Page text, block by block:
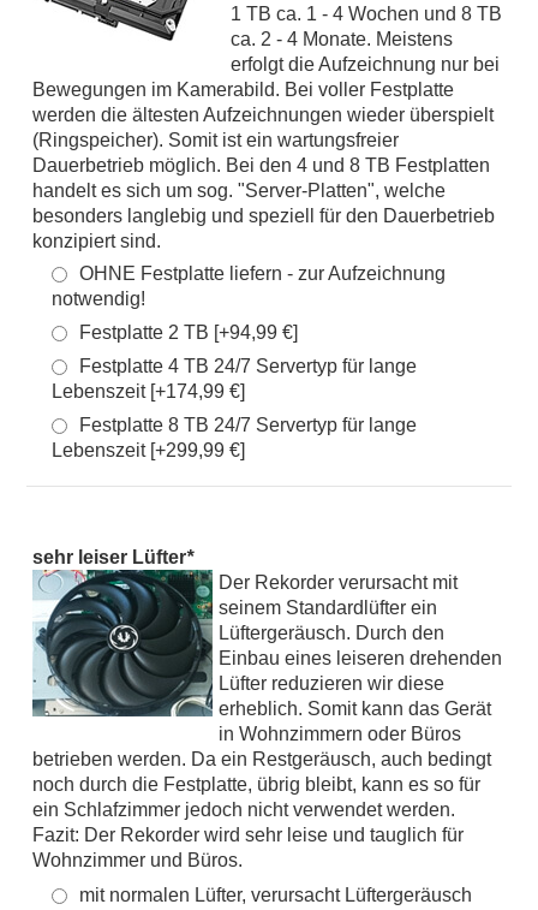
1 TB ca. 1 - 4 Wochen und 8 TB
ca. 2 - 4 Monate. Meistens
erfolgt die Aufzeichnung nur bei
Bewegungen im Kamerabild. Bei voller Festplatte
werden die ältesten Aufzeichnungen wieder überspielt
(Ringspeicher). Somit ist ein wartungsfreier
Dauerbetrieb möglich. Bei den 4 und 8 TB Festplatten
handelt es sich um sog. "Server-Platten", welche
besonders langlebig und speziell für den Dauerbetrieb
konzipiert sind.
OHNE Festplatte liefern - zur Aufzeichnung
notwendig!
Festplatte 2 TB [+94,99 €]
Festplatte 4 TB 24/7 Servertyp für lange
Lebenszeit [+174,99 €]
Festplatte 8 TB 24/7 Servertyp für lange
Lebenszeit [+299,99 €]
sehr leiser Lüfter*
Der Rekorder verursacht mit
seinem Standardlüfter ein
Lüftergeräusch. Durch den
Einbau eines leiseren drehenden
Lüfter reduzieren wir diese
erheblich. Somit kann das Gerät
in Wohnzimmern oder Büros
betrieben werden. Da ein Restgeräusch, auch bedingt
noch durch die Festplatte, übrig bleibt, kann es so für
ein Schlafzimmer jedoch nicht verwendet werden.
Fazit: Der Rekorder wird sehr leise und tauglich für
Wohnzimmer und Büros.
mit normalen Lüfter, verursacht Lüftergeräusch